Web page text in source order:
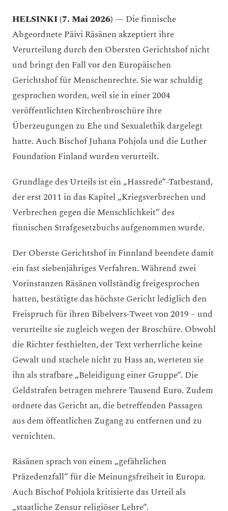
HELSINKI (7. Mai 2026)— Die finnische
Abgeordnete Päivi Räsänen akzeptiert ihre
Verurteilung durch den Obersten Gerichtshof nicht
und bringt den Fall vor den Europäischen
Gerichtshof für Menschenrechte. Sie war schuldig
gesprochen worden, weil sie in einer 2004
veröffentlichten Kirchenbroschüre ihre
Überzeugungen zu Ehe und Sexualethik dargelegt
hatte. Auch Bischof Juhana Pohjola und die Luther
Foundation Finland wurden verurteilt.
Grundlage des Urteils ist ein „Hassrede“-Tatbestand,
der erst 2011 in das Kapitel „Kriegsverbrechen und
Verbrechen gegen die Menschlichkeit“ des
finnischen Strafgesetzbuchs aufgenommen wurde.
Der Oberste Gerichtshof in Finnland beendete damit
ein fast siebenjähriges Verfahren. Während zwei
Vorinstanzen Räsänen vollständig freigesprochen
hatten, bestätigte das höchste Gericht lediglich den
Freispruch für ihren Bibelvers-Tweet von 2019 – und
verurteilte sie zugleich wegen der Broschüre. Obwohl
die Richter festhielten, der Text verherrliche keine
Gewalt und stachele nicht zu Hass an, werteten sie
ihn als strafbare „Beleidigung einer Gruppe“. Die
Geldstrafen betragen mehrere Tausend Euro. Zudem
ordnete das Gericht an, die betreffenden Passagen
aus dem öffentlichen Zugang zu entfernen und zu
vernichten.
Räsänen sprach von einem „gefährlichen
Präzedenzfall“ für die Meinungsfreiheit in Europa.
Auch Bischof Pohjola kritisierte das Urteil als
„staatliche Zensur religiöser Lehre“.